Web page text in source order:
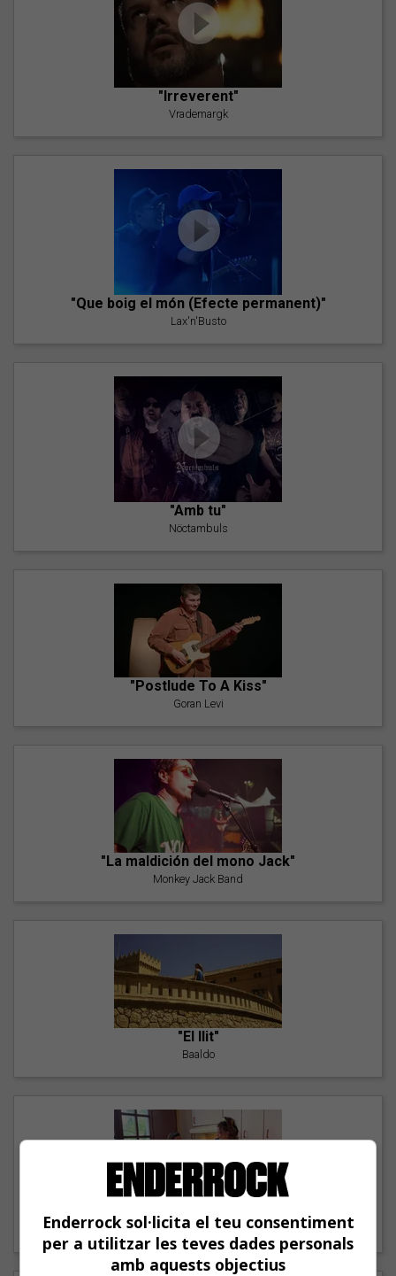
"Irreverent"
Vrademargk
"Que boig el món (Efecte permanent)"
Lax'n'Busto
"Amb tu"
Nöctambuls
"Postlude To A Kiss"
Goran Levi
"La maldición del mono Jack"
Monkey Jack Band
"El llit"
Baaldo
Carmen y María
Enderrock sol·licita el teu consentiment
per a utilitzar les teves dades personals
amb aquests objectius